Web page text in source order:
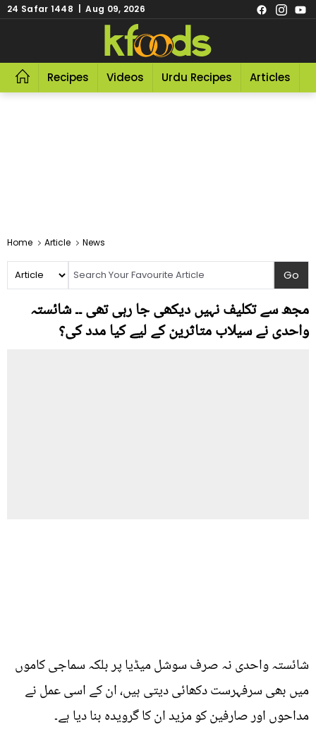
24 Safar 1448 | Aug 09, 2026
Recipes Videos Urdu Recipes Articles
Home Article News
مجھ سے تکلیف نہیں دیکھی جا رہی تھی ۔۔ شائستہ
واحدی نے سیلاب متاثرین کے لیے کیا مدد کی؟
شائستہ واحدی نہ صرف سوشل میڈیا پر بلکہ سماجی کاموں
میں بھی سرفہرست دکھائی دیتی ہیں، ان کے اسی عمل نے
مداحوں اور صارفین کو مزید ان کا گرویدہ بنا دیا ہے۔